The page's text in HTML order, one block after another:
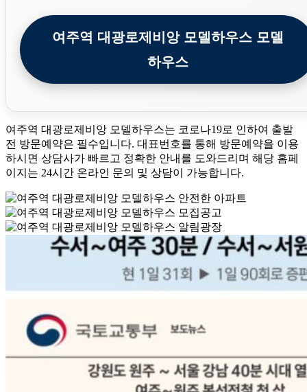
여주역 대광로제비앙 모델하우스 모델
하우스
여주역 대광로제비앙 모델하우스는 코로나19로 인하여 출발
전 방문예약은 필수입니다. 대표번호를 통해 방문예약을 이용
하시면 상담사가 빠르고 정확한 안내를 도와드리며 해당 홈페
이지는 24시간 온라인 문의 및 상담이 가능합니다.